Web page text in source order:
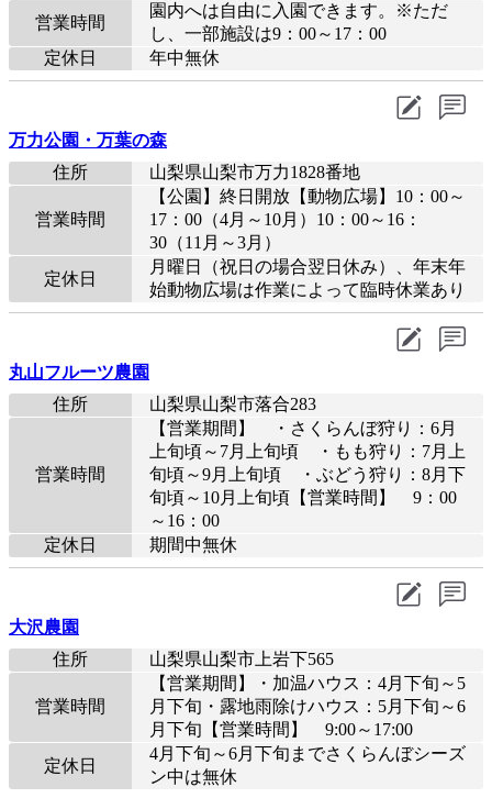
営業時間
園内へは自由に入園できます。※ただ
し、一部施設は9：00～17：00
定休日
年中無休
万力公園・万葉の森
住所
山梨県山梨市万力1828番地
営業時間
【公園】終日開放【動物広場】10：00～
17：00（4月～10月）10：00～16：
30（11月～3月）
定休日
月曜日（祝日の場合翌日休み）、年末年
始動物広場は作業によって臨時休業あり
丸山フルーツ農園
住所
山梨県山梨市落合283
営業時間
【営業期間】 ・さくらんぼ狩り：6月
上旬頃～7月上旬頃 ・もも狩り：7月上
旬頃～9月上旬頃 ・ぶどう狩り：8月下
旬頃～10月上旬頃【営業時間】 9：00
～16：00
定休日
期間中無休
大沢農園
住所
山梨県山梨市上岩下565
営業時間
【営業期間】・加温ハウス：4月下旬～5
月下旬・露地雨除けハウス：5月下旬～6
月下旬【営業時間】 9:00～17:00
定休日
4月下旬～6月下旬までさくらんぼシーズ
ン中は無休